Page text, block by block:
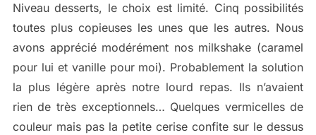
Niveau desserts, le choix est limité. Cinq possibilités
toutes plus copieuses les unes que les autres. Nous
avons apprécié modérément nos milkshake (caramel
pour lui et vanille pour moi). Probablement la solution
la plus légère après notre lourd repas. Ils n’avaient
rien de très exceptionnels… Quelques vermicelles de
couleur mais pas la petite cerise confite sur le dessus